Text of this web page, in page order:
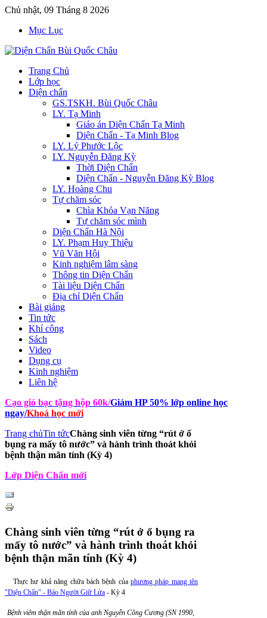
Chủ nhật, 09 Tháng 8 2026
Mục Lục
Trang Chủ
Lớp học
Diện chẩn
GS.TSKH. Bùi Quốc Châu
LY. Tạ Minh
Giáo án Diện Chẩn Tạ Minh
Diện Chẩn - Tạ Minh Blog
LY. Lý Phước Lộc
LY. Nguyễn Đăng Kỳ
Thời Diện Chẩn
Diện Chẩn - Nguyễn Đăng Kỳ Blog
LY. Hoàng Chu
Tự chăm sóc
Chìa Khóa Vạn Năng
Tự chăm sóc mình
Diện Chẩn Hà Nội
LY. Phạm Huy Thiệu
Vũ Văn Hội
Kinh nghiệm lâm sàng
Thông tin Diện Chẩn
Tài liệu Diện Chẩn
Địa chỉ Diện Chẩn
Bài giảng
Tin tức
Khí công
Sách
Video
Dụng cụ
Kinh nghiệm
Liên hệ
Cạo gió bạc tặng hộp 60k/Giảm HP 50% lớp online học
ngay/Khoá học mới
Trang chủTin tứcChàng sinh viên từng “rút ở ổ
bụng ra mấy tô nước” và hành trình thoát khỏi
bệnh thận mãn tính (Kỳ 4)
Lớp Diện Chẩn mới
Chàng sinh viên từng “rút ở ổ bụng ra
mấy tô nước” và hành trình thoát khỏi
bệnh thận mãn tính (Kỳ 4)
Thực hư khả năng chữa bách bệnh của phương pháp mang tên
"Diện Chẩn" - Báo Người Giữ Lửa - Kỳ 4
Bệnh viêm thận mãn tính của anh Nguyễn Công Cương (SN 1990,